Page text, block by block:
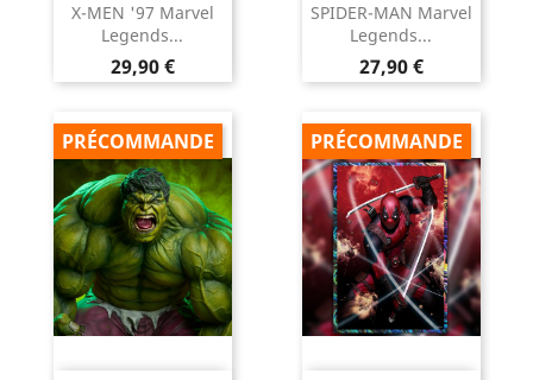
X-MEN '97 Marvel
Legends...
Prix
29,90 €
SPIDER-MAN Marvel
Legends...
Prix
27,90 €
PRÉCOMMANDE PRÉCOMMANDE